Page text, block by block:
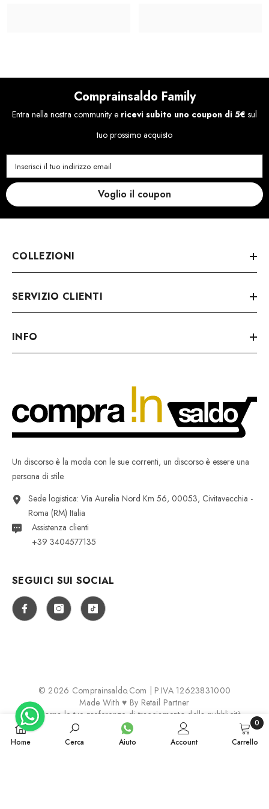
Comprainsaldo Family
Entra nella nostra community e ricevi subito uno coupon di 5€ sul
tuo prossimo acquisto
Inserisci il tuo indirizzo email
Voglio il coupon
COLLEZIONI
SERVIZIO CLIENTI
INFO
Un discorso è la moda con le sue correnti, un discorso è essere una
persona di stile.
Sede logistica: Via Aurelia Nord Km 56, 00053, Civitavecchia -
Roma (RM) Italia
Assistenza clienti
+39 3404577135
SEGUICI SUI SOCIAL
© 2026 Comprainsaldo.com | P.IVA 12623831000
Made With ♥ By Retail Partner
Aggiorna le tue preferenze di tracciamento della pubblicità
Payment
Home Cerca Aiuto Account Carrello
0